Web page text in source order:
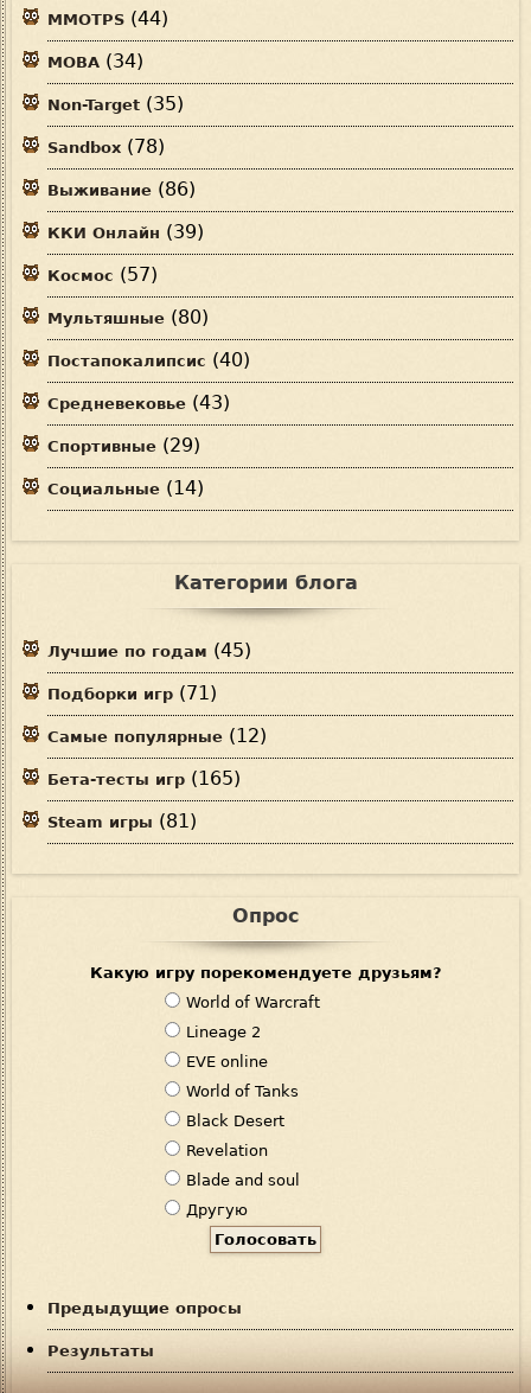
MMOTPS (44)
MOBA (34)
Non-Target (35)
Sandbox (78)
Выживание (86)
ККИ Онлайн (39)
Космос (57)
Мультяшные (80)
Постапокалипсис (40)
Средневековье (43)
Спортивные (29)
Социальные (14)
Категории блога
Лучшие по годам (45)
Подборки игр (71)
Самые популярные (12)
Бета-тесты игр (165)
Steam игры (81)
Опрос
Какую игру порекомендуете друзьям?
В
а
р
и
а
н
т
ы
World of Warcraft
Lineage 2
EVE online
World of Tanks
Black Desert
Revelation
Blade and soul
Другую
Предыдущие опросы
Результаты